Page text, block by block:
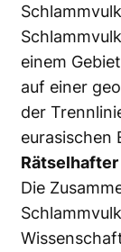
einem
auf einer
der
eurasischen
Die